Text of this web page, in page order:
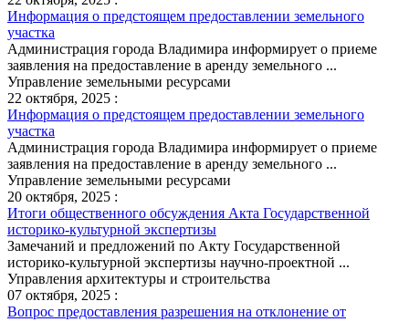
Информация о предстоящем предоставлении земельного
участка
Администрация города Владимира информирует о приеме
заявления на предоставление в аренду земельного ...
Управление земельными ресурсами
22 октября, 2025 :
Информация о предстоящем предоставлении земельного
участка
Администрация города Владимира информирует о приеме
заявления на предоставление в аренду земельного ...
Управление земельными ресурсами
20 октября, 2025 :
Итоги общественного обсуждения Акта Государственной
историко-культурной экспертизы
Замечаний и предложений по Акту Государственной
историко-культурной экспертизы научно-проектной ...
Управления архитектуры и строительства
07 октября, 2025 :
Вопрос предоставления разрешения на отклонение от